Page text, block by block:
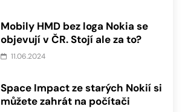
Mobily HMD bez loga Nokia se
objevují v ČR. Stojí ale za to?
11.06.2024
Space Impact ze starých Nokií si
můžete zahrát na počítači